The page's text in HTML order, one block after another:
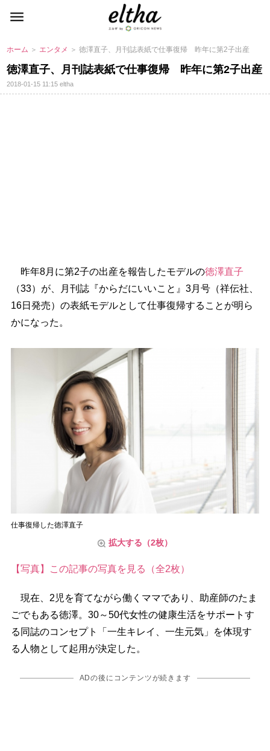
ホーム ＞ エンタメ ＞ 徳澤直子、月刊誌表紙で仕事復帰 昨年に第2子出産
徳澤直子、月刊誌表紙で仕事復帰 昨年に第2子出産
2018-01-15 11:15eltha
昨年8月に第2子の出産を報告したモデルの徳澤直子
（33）が、月刊誌『からだにいいこと』3月号（祥伝社、
16日発売）の表紙モデルとして仕事復帰することが明ら
かになった。
仕事復帰した徳澤直子
拡大する（2枚）
【写真】この記事の写真を見る（全2枚）
現在、2児を育てながら働くママであり、助産師のたま
ごでもある徳澤。30～50代女性の健康生活をサポートす
る同誌のコンセプト「一生キレイ、一生元気」を体現す
る人物として起用が決定した。
ADの後にコンテンツが続きます